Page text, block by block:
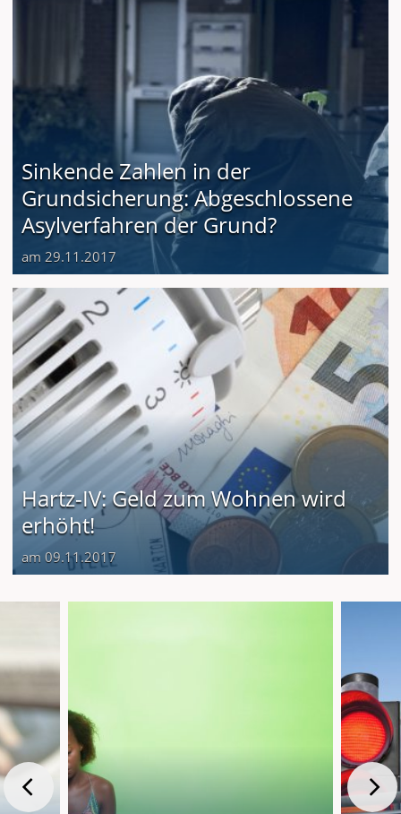
Sinkende Zahlen in der
Grundsicherung: Abgeschlossene
Asylverfahren der Grund?
am 29.11.2017
Hartz-IV: Geld zum Wohnen wird
erhöht!
am 09.11.2017